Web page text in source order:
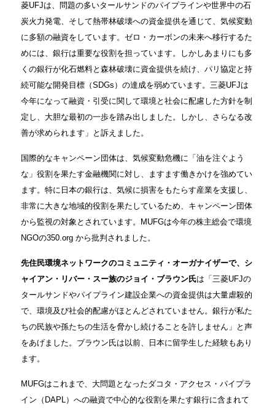
菱UFJは、問題の多いタールサンドのパイプラインや世界中の石
炭火力発電、そして熱帯林破壊への資金提供を通じて、気候変動
に多額の融資をしています。ゼロ・カーボンの未来へ移行するた
めには、銀行は重要な役割を担っています。しかしあまりにも多
くの銀行が化石燃料と森林破壊に資金提供を続け、パリ協定と持
続可能な開発目標（SDGs）の達成を弱めています。三菱UFJは
今年になって融資・引受に関して環境と社会に配慮した方針を制
定し、大胆な最初の一歩を踏み出しました。しかし、さらなる改
善が求められます」と訴えました。
国際的なキャンペーン団体は、気候変動危機に「油を注ぐよう
な」役割を果たす金融機関に対し、ますます働きかけを強めてい
ます。特に日本の銀行は、気候に損害をもたらす産業を支援し、
非常に大きな地域的役割を果たしているため、キャンペーン団体
から監視の対象とされています。MUFGは今年の株主総会で環境
NGOの350.org から批判されました。
先住民環境ネットワークのコミュニティ・オーガナイザーで、シ
ャイアン・リバー・スー族のジョイ・ブラウン氏は「三菱UFJの
タールサンドやパイプライン建設企業への資金提供は大量虐殺的
で、環境及び社会的配慮がほとんどされていません。銀行が私た
ちの民族や孫たちの生活を脅かし続けることを許しません」と声
をあげました。ブラウン氏は以前、日本に留学生した経験もあり
ます。
MUFGはこれまで、大問題となったダコタ・アクセス・パイプラ
イン（DAPL）への融資で中心的な役割を果たす銀行に含まれて